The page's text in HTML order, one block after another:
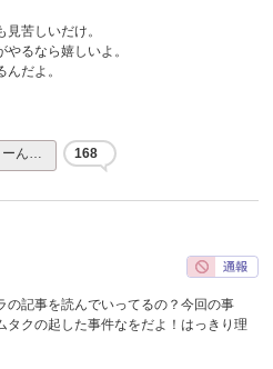
苦しいだけ。
るなら嬉しいよ。
だよ。
ーん… 168
の記事を読んでいってるの？今回の事
タクの起した事件なをだよ！はっきり理